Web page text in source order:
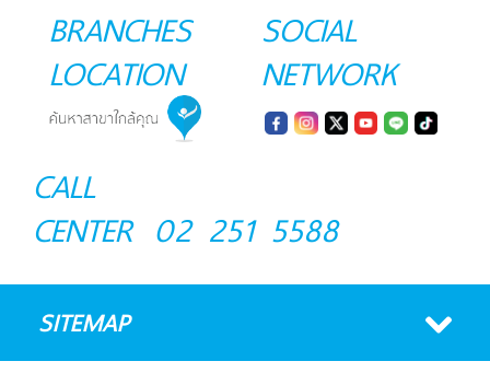
BRANCHES
LOCATION
SOCIAL
NETWORK
CALL
CENTER 02 251 5588
SITEMAP